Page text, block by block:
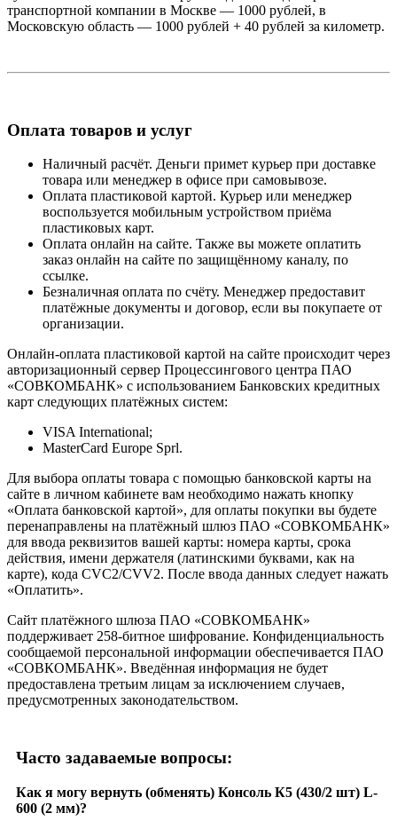
транспортной компании в Москве — 1000 рублей, в
Московскую область — 1000 рублей + 40 рублей за километр.
Оплата товаров и услуг
Наличный расчёт. Деньги примет курьер при доставке
товара или менеджер в офисе при самовывозе.
Оплата пластиковой картой. Курьер или менеджер
воспользуется мобильным устройством приёма
пластиковых карт.
Оплата онлайн на сайте. Также вы можете оплатить
заказ онлайн на сайте по защищённому каналу, по
ссылке.
Безналичная оплата по счёту. Менеджер предоставит
платёжные документы и договор, если вы покупаете от
организации.
Онлайн-оплата пластиковой картой на сайте происходит через
авторизационный сервер Процессингового центра ПАО
«СОВКОМБАНК» с использованием Банковских кредитных
карт следующих платёжных систем:
VISA International;
MasterCard Europe Sprl.
Для выбора оплаты товара с помощью банковской карты на
сайте в личном кабинете вам необходимо нажать кнопку
«Оплата банковской картой», для оплаты покупки вы будете
перенаправлены на платёжный шлюз ПАО «СОВКОМБАНК»
для ввода реквизитов вашей карты: номера карты, срока
действия, имени держателя (латинскими буквами, как на
карте), кода CVC2/CVV2. После ввода данных следует нажать
«Оплатить».
Сайт платёжного шлюза ПАО «СОВКОМБАНК»
поддерживает 258-битное шифрование. Конфиденциальность
сообщаемой персональной информации обеспечивается ПАО
«СОВКОМБАНК». Введённая информация не будет
предоставлена третьим лицам за исключением случаев,
предусмотренных законодательством.
Часто задаваемые вопросы:
Как я могу вернуть (обменять) Консоль К5 (430/2 шт) L-
600 (2 мм)?